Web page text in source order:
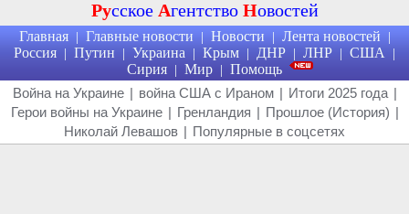
Русское Агентство Новостей
Главная | Главные новости | Новости | Лента новостей |
Россия | Путин | Украина | Крым | ДНР | ЛНР | США |
Сирия | Мир | Помощь
Война на Украине | война США с Ираном | Итоги 2025 года |
Герои войны на Украине | Гренландия | Прошлое (История) |
Николай Левашов | Популярные в соцсетях